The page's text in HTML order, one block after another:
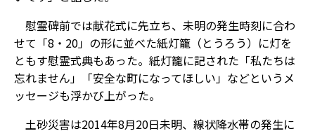
慰霊碑前では献花式に先立ち、未明の発生時刻に合わ
せて「8・20」の形に並べた紙灯籠（とうろう）に灯を
ともす慰霊式典もあった。紙灯籠に記された「私たちは
忘れません」「安全な町になってほしい」などというメ
ッセージも浮かび上がった。
土砂災害は2014年8月20日未明、線状降水帯の発生に